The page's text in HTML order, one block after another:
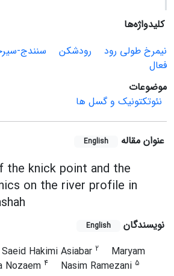
کلیدواژه‌ها
نیمرخ طولی رود
رودشکن سنندج-
فعال
موضوعات
نئوتکتونیک و گسل ها
عنوان مقاله English
the knick point and the
on the river profile in
نویسندگان English
Saeid Hakimi Asiabar 2
Maryam
Nozaem 4 Nasim Ramezani 5